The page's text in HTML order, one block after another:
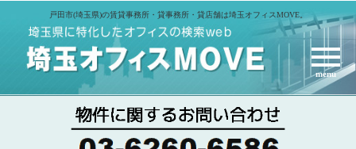
戸田市(埼玉県)の賃貸事務所・貸事務所・貸店舗は埼玉オフィスMOVE。
menu